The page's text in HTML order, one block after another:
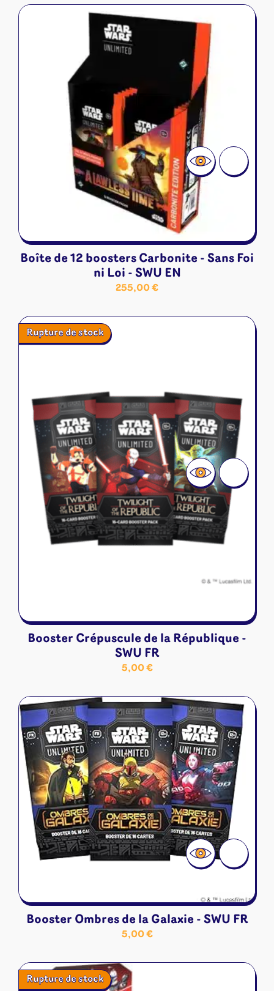
Boîte de 12 boosters Carbonite - Sans Foi
ni Loi - SWU EN
255,00€
Rupture de stock
Booster Crépuscule de la République -
SWU FR
5,00€
Booster Ombres de la Galaxie - SWU FR
5,00€
Rupture de stock